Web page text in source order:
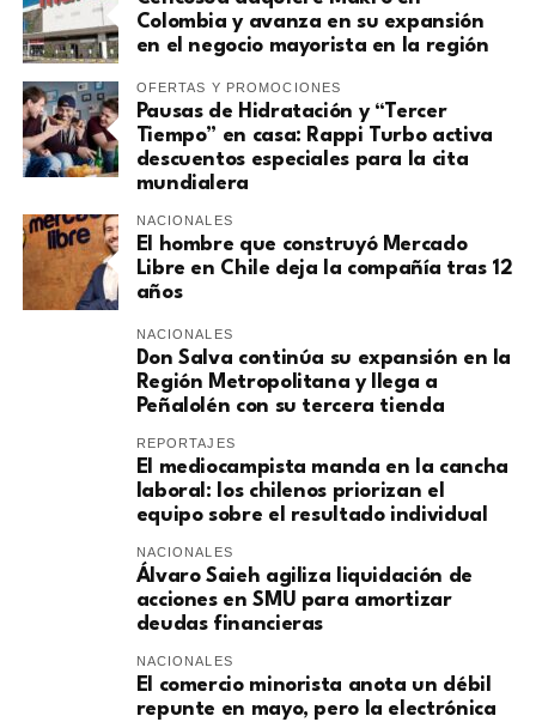
Colombia y avanza en su expansión
en el negocio mayorista en la región
OFERTAS Y PROMOCIONES
Pausas de Hidratación y “Tercer
Tiempo” en casa: Rappi Turbo activa
descuentos especiales para la cita
mundialera
NACIONALES
El hombre que construyó Mercado
Libre en Chile deja la compañía tras 12
años
NACIONALES
Don Salva continúa su expansión en la
Región Metropolitana y llega a
Peñalolén con su tercera tienda
REPORTAJES
El mediocampista manda en la cancha
laboral: los chilenos priorizan el
equipo sobre el resultado individual
NACIONALES
​Álvaro Saieh agiliza liquidación de
acciones en SMU para amortizar
deudas financieras
NACIONALES
El comercio minorista anota un débil
repunte en mayo, pero la electrónica